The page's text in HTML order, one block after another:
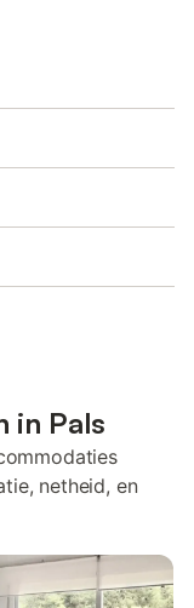
in Pals
netheid, en